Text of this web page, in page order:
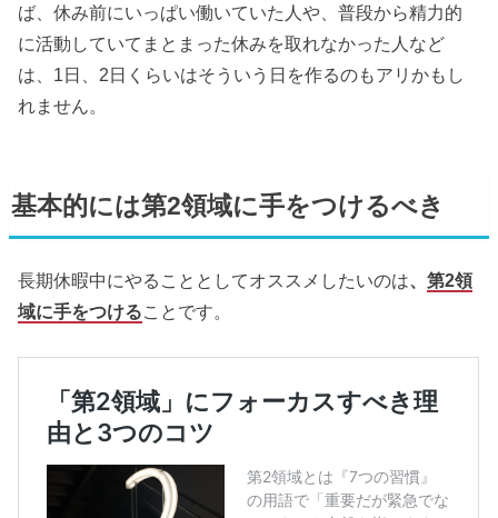
ば、休み前にいっぱい働いていた人や、普段から精力的
に活動していてまとまった休みを取れなかった人など
は、1日、2日くらいはそういう日を作るのもアリかもし
れません。
基本的には第2領域に手をつけるべき
長期休暇中にやることとしてオススメしたいのは、第2領
域に手をつけることです。